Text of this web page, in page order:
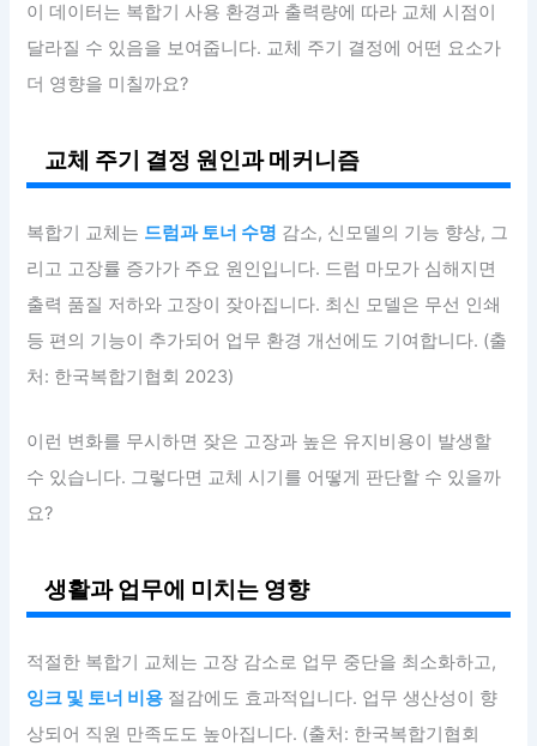
이 데이터는 복합기 사용 환경과 출력량에 따라 교체 시점이
달라질 수 있음을 보여줍니다. 교체 주기 결정에 어떤 요소가
더 영향을 미칠까요?
교체 주기 결정 원인과 메커니즘
복합기 교체는 드럼과 토너 수명 감소, 신모델의 기능 향상, 그
리고 고장률 증가가 주요 원인입니다. 드럼 마모가 심해지면
출력 품질 저하와 고장이 잦아집니다. 최신 모델은 무선 인쇄
등 편의 기능이 추가되어 업무 환경 개선에도 기여합니다. (출
처: 한국복합기협회 2023)
이런 변화를 무시하면 잦은 고장과 높은 유지비용이 발생할
수 있습니다. 그렇다면 교체 시기를 어떻게 판단할 수 있을까
요?
생활과 업무에 미치는 영향
적절한 복합기 교체는 고장 감소로 업무 중단을 최소화하고,
잉크 및 토너 비용 절감에도 효과적입니다. 업무 생산성이 향
상되어 직원 만족도도 높아집니다. (출처: 한국복합기협회